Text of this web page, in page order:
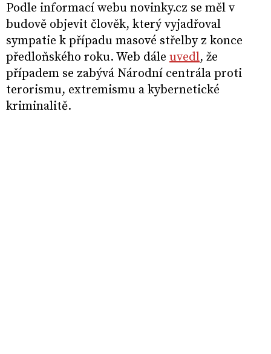
Podle informací webu novinky.cz se měl v
budově objevit člověk, který vyjadřoval
sympatie k případu masové střelby z konce
předloňského roku. Web dále uvedl, že
případem se zabývá Národní centrála proti
terorismu, extremismu a kybernetické
kriminalitě.